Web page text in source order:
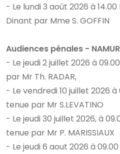
- Le lundi 3 août 2026 à
Dinant par Mme S. GOFFIN
Audiences pénales - NAMUR
- Le jeudi 2 juillet 2026 à
par Mr Th. RADAR,
- Le vendredi 10 juillet 2026
tenue par Mr S.LEVATINO
- Le jeudi 30 juillet 2026, à
tenue par Mr P. MARISSIAUX
- Le jeudi 6 aout 2026 à